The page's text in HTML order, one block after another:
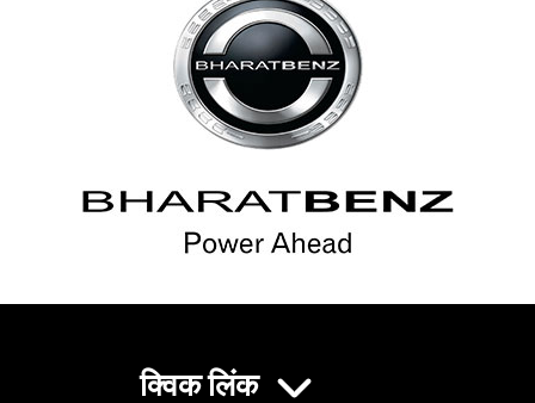
क्विक लिंक